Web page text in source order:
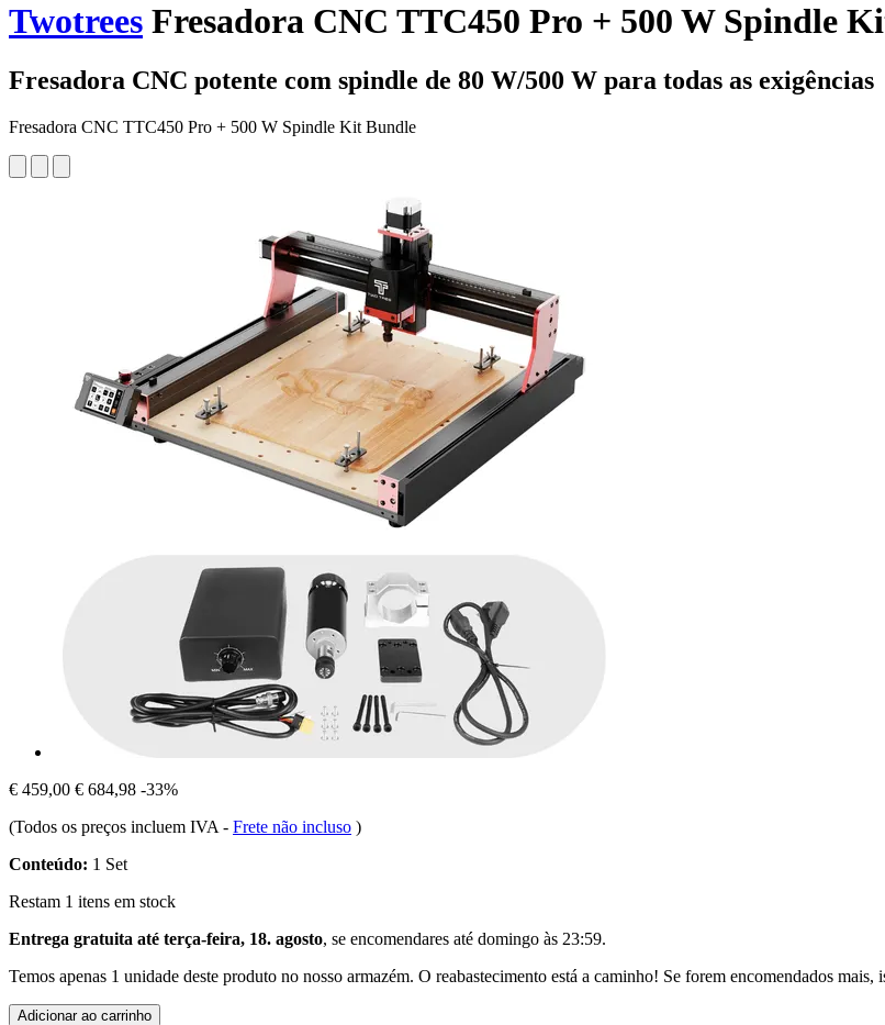
Twotrees Fresadora CNC TTC450 Pro + 500 W Spindle
Fresadora CNC potente com spindle de 80 W/500 W para todas as exigências
Fresadora CNC TTC450 Pro + 500 W Spindle Kit Bundle
€ 459,00 € 684,98 -33%
(Todos os preços incluem IVA - Frete não incluso )
Conteúdo: 1 Set
Restam 1 itens em stock
Entrega gratuita até terça-feira, 18. agosto, se encomendares até domingo às 23:59.
Temos apenas 1 unidade deste produto no nosso armazém. O reabastecimento está a caminho! Se forem encomendados mais,
Adicionar ao carrinho